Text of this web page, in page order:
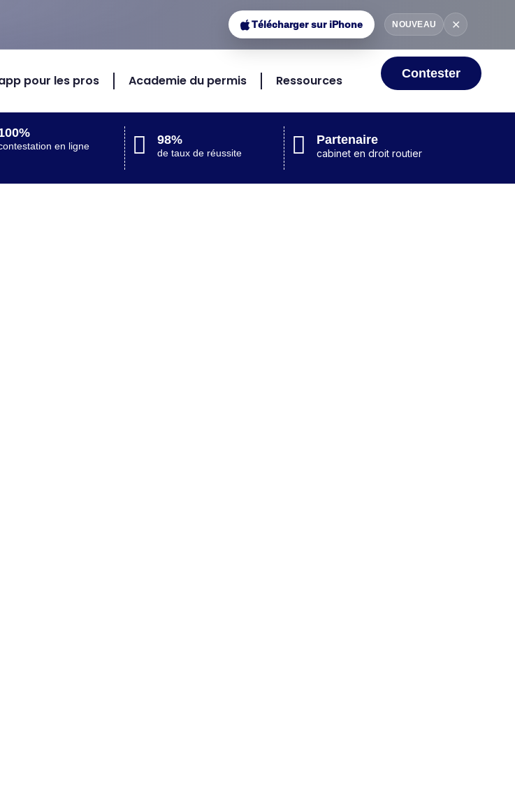
Télécharger sur iPhone NOUVEAU ✕
pour les pros Academie du permis Ressources Contester
en ligne 98%
de taux de réussite
Partenaire
cabinet en droit routier